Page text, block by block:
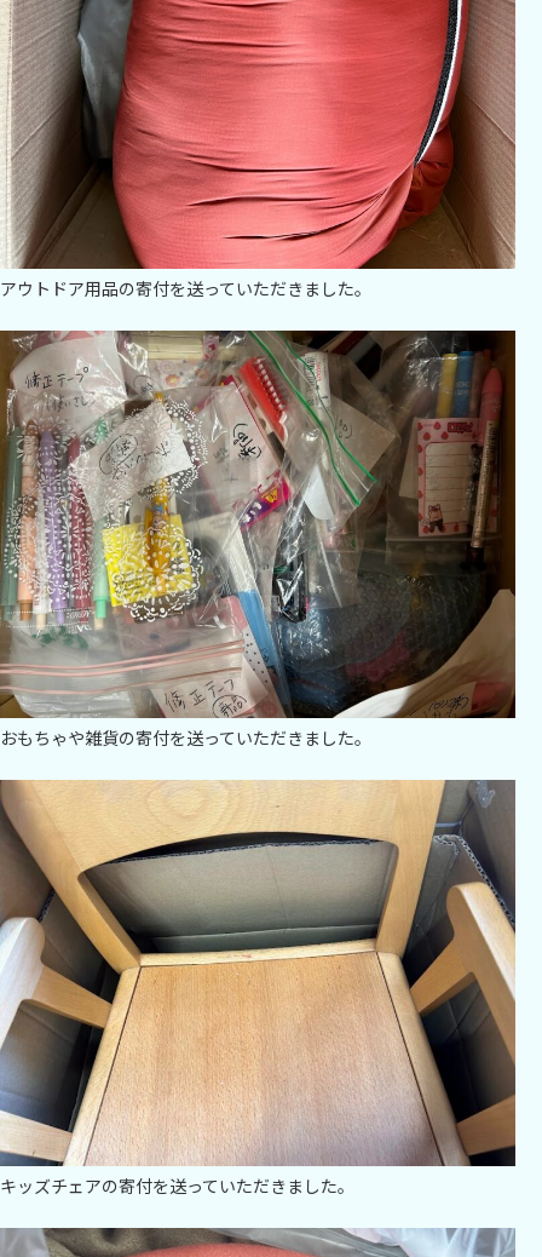
アウトドア用品の寄付を送っていただきました。
おもちゃや雑貨の寄付を送っていただきました。
キッズチェアの寄付を送っていただきました。